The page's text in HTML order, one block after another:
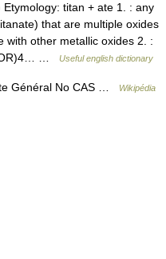
titan + ate 1. : any
that are multiple oxides
with other metallic oxides 2. :
…
Useful english dictionary
Général No CAS …
Wikipédia